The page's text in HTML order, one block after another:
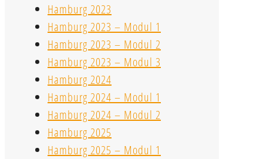
Hamburg 2023
Hamburg 2023 – Modul 1
Hamburg 2023 – Modul 2
Hamburg 2023 – Modul 3
Hamburg 2024
Hamburg 2024 – Modul 1
Hamburg 2024 – Modul 2
Hamburg 2025
Hamburg 2025 – Modul 1